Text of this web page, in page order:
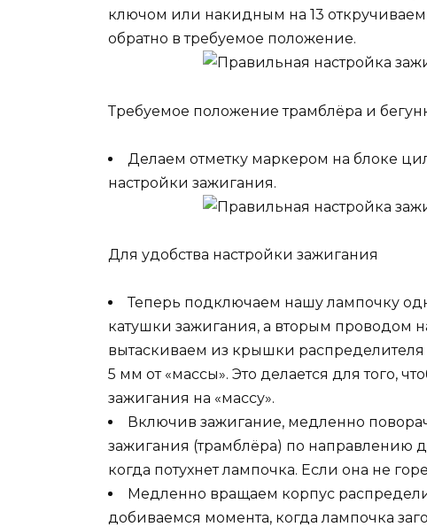
ключом или накидным на 13
обратно в требуемое положение.
Требуемое положение трамблёра и
Делаем отметку маркером на блоке
настройки зажигания.
Для удобства настройки зажигания
Теперь подключаем нашу лампочку
катушки зажигания, а вторым проводом
вытаскиваем из крышки
5 мм от «массы». Это делается для того,
зажигания на «массу».
Включив зажигание, медленно
зажигания (трамблёра) по направлению
когда потухнет лампочка. Если она не
Медленно вращаем корпус
добиваемся момента, когда лампочка